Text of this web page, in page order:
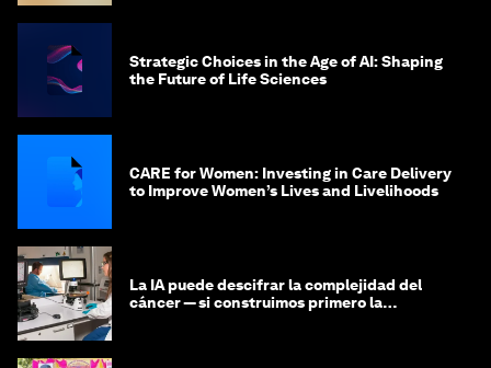
Strategic Choices in the Age of AI: Shaping
the Future of Life Sciences
CARE for Women: Investing in Care Delivery
to Improve Women’s Lives and Livelihoods
La IA puede descifrar la complejidad del
cáncer — si construimos primero la